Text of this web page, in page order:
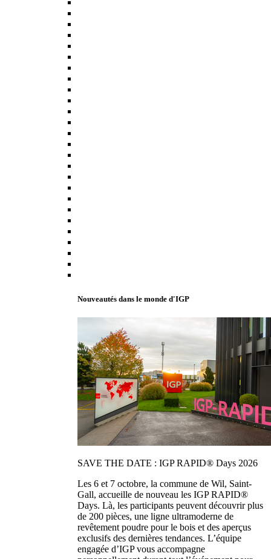
Nouveautés dans le monde d'IGP
SAVE THE DATE : IGP RAPID® Days 2026
Les 6 et 7 octobre, la commune de Wil, Saint-
Gall, accueille de nouveau les IGP RAPID®
Days. Là, les participants peuvent découvrir plus
de 200 pièces, une ligne ultramoderne de
revêtement poudre pour le bois et des aperçus
exclusifs des dernières tendances. L’équipe
engagée d’IGP vous accompagne